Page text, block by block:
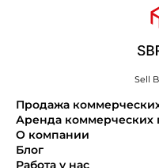
Sell
Продажа
Аренда
О компании
Блог
Работа у нас